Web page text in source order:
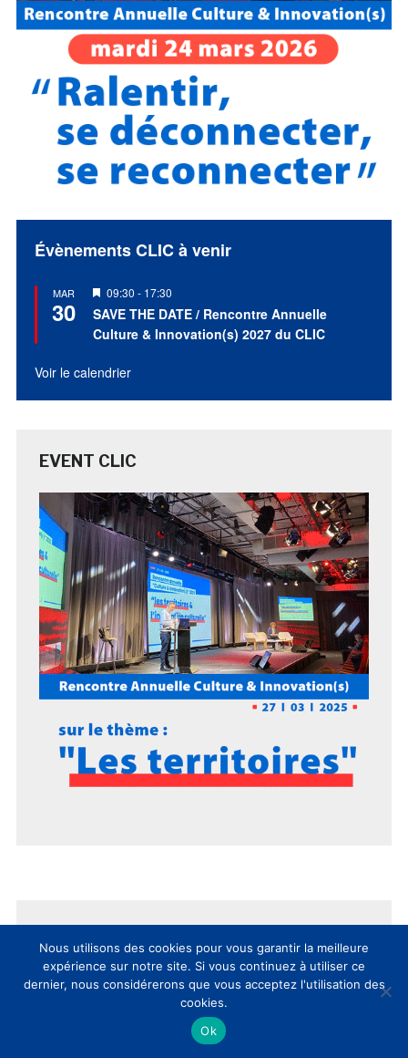
Évènements CLIC à venir
MAR
30
Mis
en
avant
09:30 - 17:30
SAVE THE DATE / Rencontre Annuelle
Culture & Innovation(s) 2027 du CLIC
Voir le calendrier
EVENT CLIC
Evénement partenaire
Nous utilisons des cookies pour vous garantir la meilleure
expérience sur notre site. Si vous continuez à utiliser ce
dernier, nous considérerons que vous acceptez l'utilisation des
cookies.
Ok